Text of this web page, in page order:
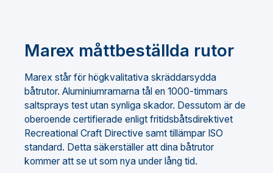
Marex måttbeställda rutor
Marex står för högkvalitativa skräddarsydda
båtrutor. Aluminiumramarna tål en 1000-timmars
saltsprays test utan synliga skador. Dessutom är de
oberoende certifierade enligt fritidsbåtsdirektivet
Recreational Craft Directive samt tillämpar ISO
standard. Detta säkerställer att dina båtrutor
kommer att se ut som nya under lång tid.